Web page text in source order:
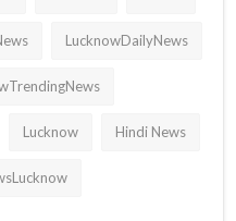
LucknowDailyNews
Lucknow Hindi News